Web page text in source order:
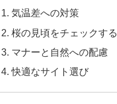
気温差への対策
桜の見頃をチェックする
マナーと自然への配慮
快適なサイト選び